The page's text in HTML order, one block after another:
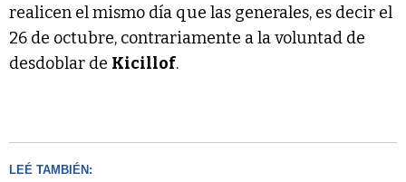
realicen el mismo día que las generales, es decir el
26 de octubre, contrariamente a la voluntad de
desdoblar de Kicillof.
LEÉ TAMBIÉN: